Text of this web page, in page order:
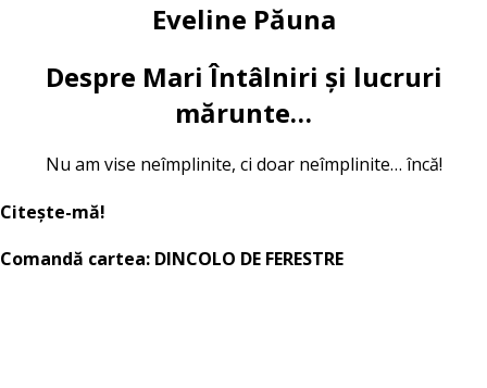
Eveline Păuna
Despre Mari Întâlniri și lucruri
mărunte…
Nu am vise neîmplinite, ci doar neîmplinite… încă!
Citește-mă!
Comandă cartea: DINCOLO DE FERESTRE